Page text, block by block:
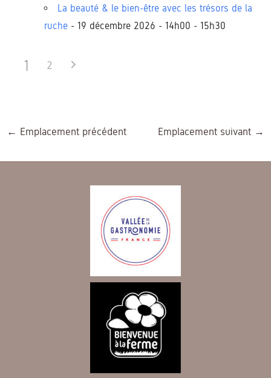
La beauté & le bien-être avec les trésors de la
ruche- 19 décembre 2026 - 14h00 - 15h30
1 2
← Emplacement précédent Emplacement suivant →